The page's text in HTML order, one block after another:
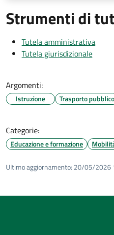
Strumenti di
Tutela amministrativa
Tutela giurisdizionale
Argomenti:
Istruzione Trasporto pubblico
Categorie:
Educazione e formazione
Ultimo aggiornamento: 20/05/2026